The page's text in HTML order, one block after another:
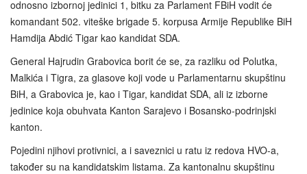
odnosno izbornoj jedinici 1, bitku za Parlament FBiH vodit će
komandant 502. viteške brigade 5. korpusa Armije Republike BiH
Hamdija Abdić Tigar kao kandidat SDA.
General Hajrudin Grabovica borit će se, za razliku od Polutka,
Malkića i Tigra, za glasove koji vode u Parlamentarnu skupštinu
BiH, a Grabovica je, kao i Tigar, kandidat SDA, ali iz izborne
jedinice koja obuhvata Kanton Sarajevo i Bosansko-podrinjski
kanton.
Pojedini njihovi protivnici, a i saveznici u ratu iz redova HVO-a,
također su na kandidatskim listama. Za kantonalnu skupštinu